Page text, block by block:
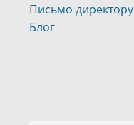
Письмо директору
Блог